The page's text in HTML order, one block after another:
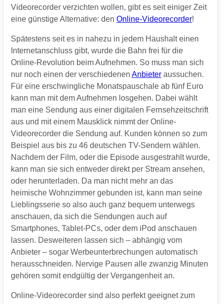
Videorecorder verzichten wollen, gibt es seit einiger Zeit
eine günstige Alternative: den Online-Videorecorder!
Spätestens seit es in nahezu in jedem Haushalt einen
Internetanschluss gibt, wurde die Bahn frei für die
Online-Revolution beim Aufnehmen. So muss man sich
nur noch einen der verschiedenen Anbieter aussuchen.
Für eine erschwingliche Monatspauschale ab fünf Euro
kann man mit dem Aufnehmen losgehen. Dabei wählt
man eine Sendung aus einer digitalen Fernsehzeitschrift
aus und mit einem Mausklick nimmt der Online-
Videorecorder die Sendung auf. Kunden können so zum
Beispiel aus bis zu 46 deutschen TV-Sendern wählen.
Nachdem der Film, oder die Episode ausgestrahlt wurde,
kann man sie sich entweder direkt per Stream ansehen,
oder herunterladen. Da man nicht mehr an das
heimische Wohnzimmer gebunden ist, kann man seine
Lieblingsserie so also auch ganz bequem unterwegs
anschauen, da sich die Sendungen auch auf
Smartphones, Tablet-PCs, oder dem iPod anschauen
lassen. Desweiteren lassen sich – abhängig vom
Anbieter – sogar Werbeunterbrechungen automatisch
herausschneiden. Nervige Pausen alle zwanzig Minuten
gehören somit endgültig der Vergangenheit an.
Online-Videorecorder sind also perfekt geeignet zum